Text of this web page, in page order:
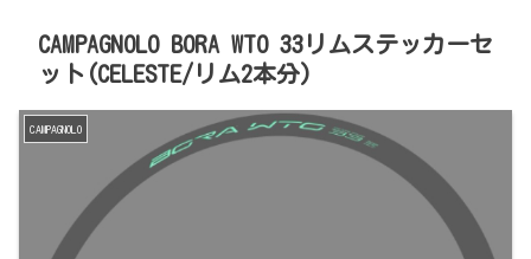
CAMPAGNOLO BORA WTO 33リムステッカーセ
ット(CELESTE/リム2本分)
CAMPAGNOLO